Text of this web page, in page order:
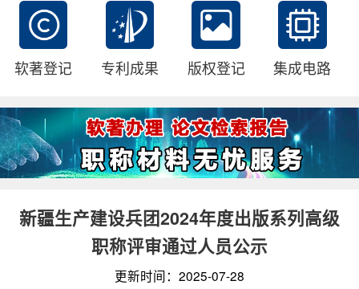
软著登记 专利成果 版权登记 集成电路
新疆生产建设兵团2024年度出版系列高级
职称评审通过人员公示
更新时间：2025-07-28